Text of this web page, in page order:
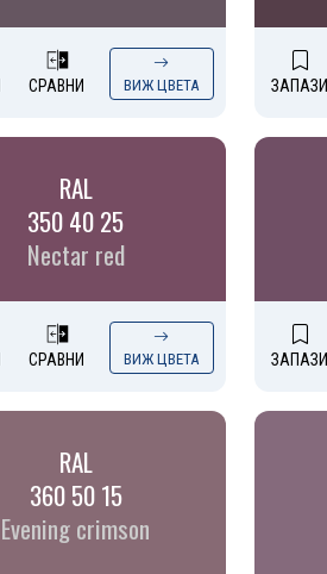
СРАВНИ ВИЖ ЦВЕТА ЗАПАЗИ
RAL
350 40 25
Nectar red
СРАВНИ ВИЖ ЦВЕТА ЗАПАЗИ
RAL
360 50 15
Evening crimson